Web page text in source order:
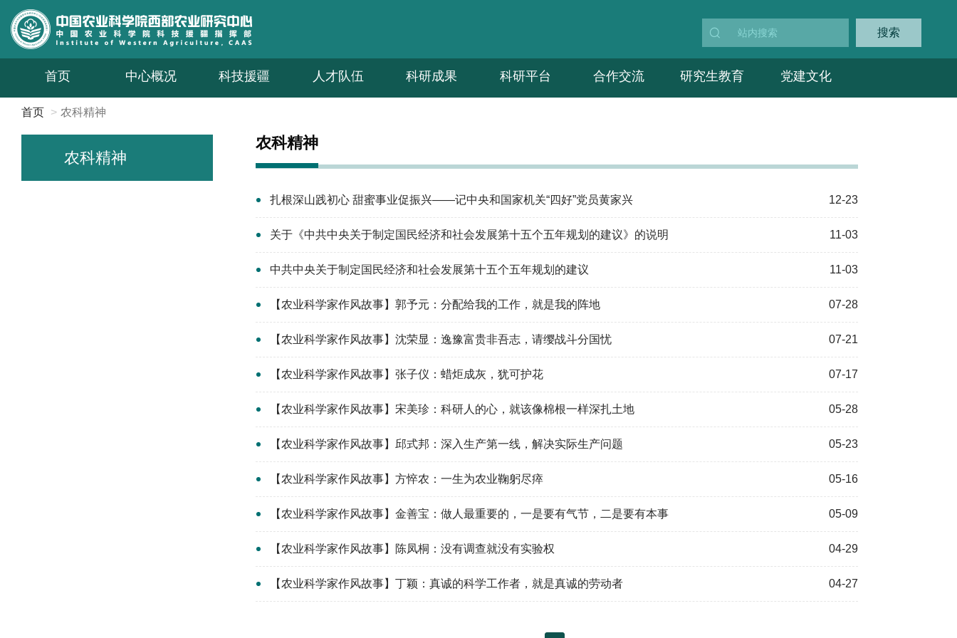
搜索
首页 中心概况 科技援疆 人才队伍 科研成果 科研平台 合作交流 研究生教育 党建文化
首页 农科精神
农科精神
农科精神
扎根深山践初心 甜蜜事业促振兴——记中央和国家机关“四好”党员黄家兴 12-23
关于《中共中央关于制定国民经济和社会发展第十五个五年规划的建议》的说明 11-03
中共中央关于制定国民经济和社会发展第十五个五年规划的建议 11-03
【农业科学家作风故事】郭予元：分配给我的工作，就是我的阵地 07-28
【农业科学家作风故事】沈荣显：逸豫富贵非吾志，请缨战斗分国忧 07-21
【农业科学家作风故事】张子仪：蜡炬成灰，犹可护花 07-17
【农业科学家作风故事】宋美珍：科研人的心，就该像棉根一样深扎土地 05-28
【农业科学家作风故事】邱式邦：深入生产第一线，解决实际生产问题 05-23
【农业科学家作风故事】方悴农：一生为农业鞠躬尽瘁 05-16
【农业科学家作风故事】金善宝：做人最重要的，一是要有气节，二是要有本事 05-09
【农业科学家作风故事】陈凤桐：没有调查就没有实验权 04-29
【农业科学家作风故事】丁颖：真诚的科学工作者，就是真诚的劳动者 04-27